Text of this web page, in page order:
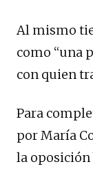
Al mismo
como “una
con quien
Para
por María
la oposición